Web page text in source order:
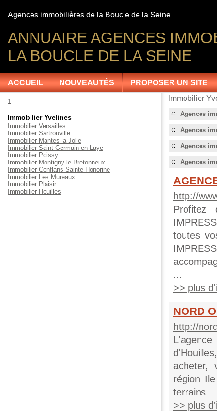
ANNUAIRE AGENCES
LA BOUCLE DE LA SEINE
Agences immobilières de la Boucle de la Seine
ACCUEIL NOUVEAUTÉS PROPOSER UN SITE
1
Immobilier Yvelines
Immobilier Versailles
Immobilier Sartrouville
Immobilier Mantes-la-Jolie
Immobilier Saint-Germain-en-Laye
Immobilier Poissy
Immobilier Montigny-le-Bretonneux
Immobilier Conflans-Sainte-Honorine
Immobilier Les Mureaux
Immobilier Plaisir
Immobilier Houilles
Immobilier
Agences
Agences
Agences
Agences
http://
Profitez
toutes
...
>> plus
NORD
http://
acheter,
région
terrains ...
>> plus